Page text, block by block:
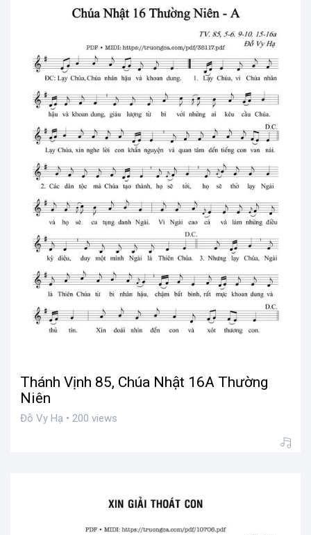
Thánh Vịnh 85, Chúa Nhật 16A Thường
Niên
Đỗ Vy Hạ • 200 views